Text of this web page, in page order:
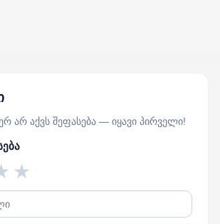
არ აქვს შეფასება — იყავი პირველი!
★